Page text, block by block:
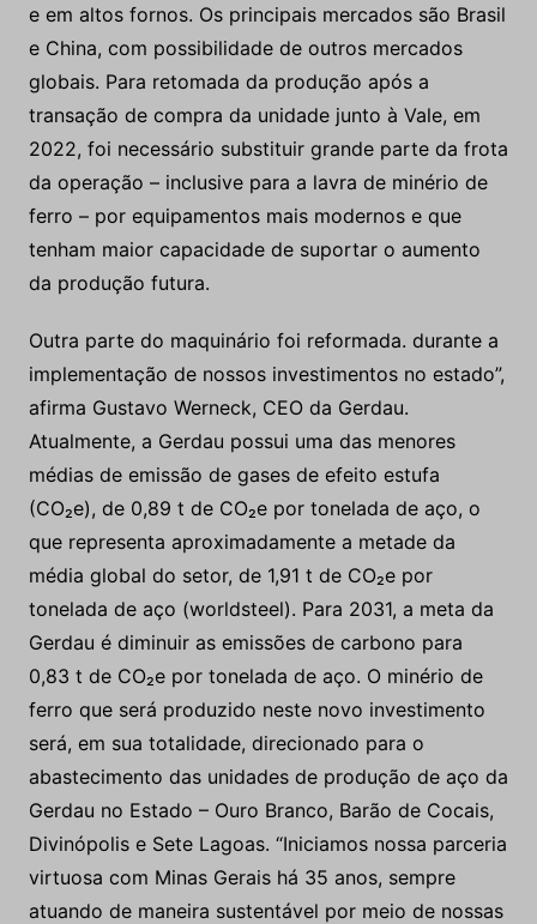
e em altos fornos. Os principais mercados são Brasil
e China, com possibilidade de outros mercados
globais. Para retomada da produção após a
transação de compra da unidade junto à Vale, em
2022, foi necessário substituir grande parte da frota
da operação – inclusive para a lavra de minério de
ferro – por equipamentos mais modernos e que
tenham maior capacidade de suportar o aumento
da produção futura.
Outra parte do maquinário foi reformada. durante a
implementação de nossos investimentos no estado”,
afirma Gustavo Werneck, CEO da Gerdau.
Atualmente, a Gerdau possui uma das menores
médias de emissão de gases de efeito estufa
(CO₂e), de 0,89 t de CO₂e por tonelada de aço, o
que representa aproximadamente a metade da
média global do setor, de 1,91 t de CO₂e por
tonelada de aço (worldsteel). Para 2031, a meta da
Gerdau é diminuir as emissões de carbono para
0,83 t de CO₂e por tonelada de aço. O minério de
ferro que será produzido neste novo investimento
será, em sua totalidade, direcionado para o
abastecimento das unidades de produção de aço da
Gerdau no Estado – Ouro Branco, Barão de Cocais,
Divinópolis e Sete Lagoas. “Iniciamos nossa parceria
virtuosa com Minas Gerais há 35 anos, sempre
atuando de maneira sustentável por meio de nossas